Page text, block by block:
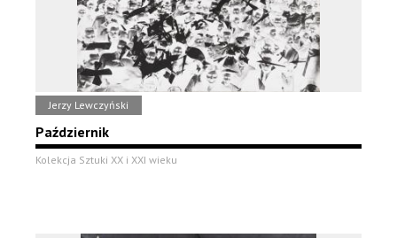
Jerzy Lewczyński
Październik
Kolekcja Sztuki XX i XXI wieku